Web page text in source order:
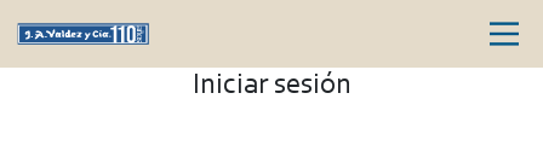
Iniciar sesión